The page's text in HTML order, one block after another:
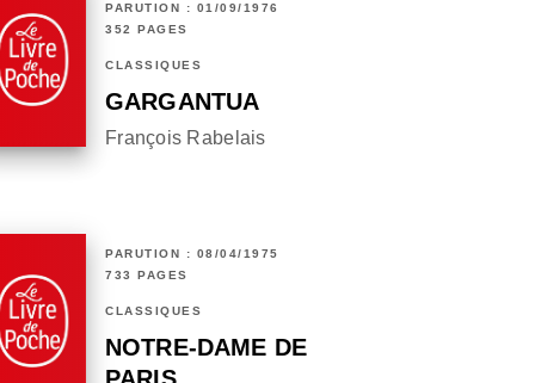
PARUTION : 01/09/1976
352 PAGES
CLASSIQUES
GARGANTUA
François Rabelais
PARUTION : 08/04/1975
733 PAGES
CLASSIQUES
NOTRE-DAME DE